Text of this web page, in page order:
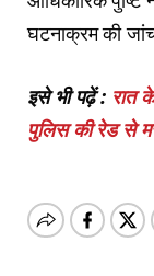
घटनाक्रम की
इसे भी पढ़ें : रात
पुलिस की रेड से